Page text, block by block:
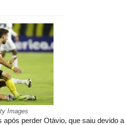
Images
após perder Otávio, que saiu devido